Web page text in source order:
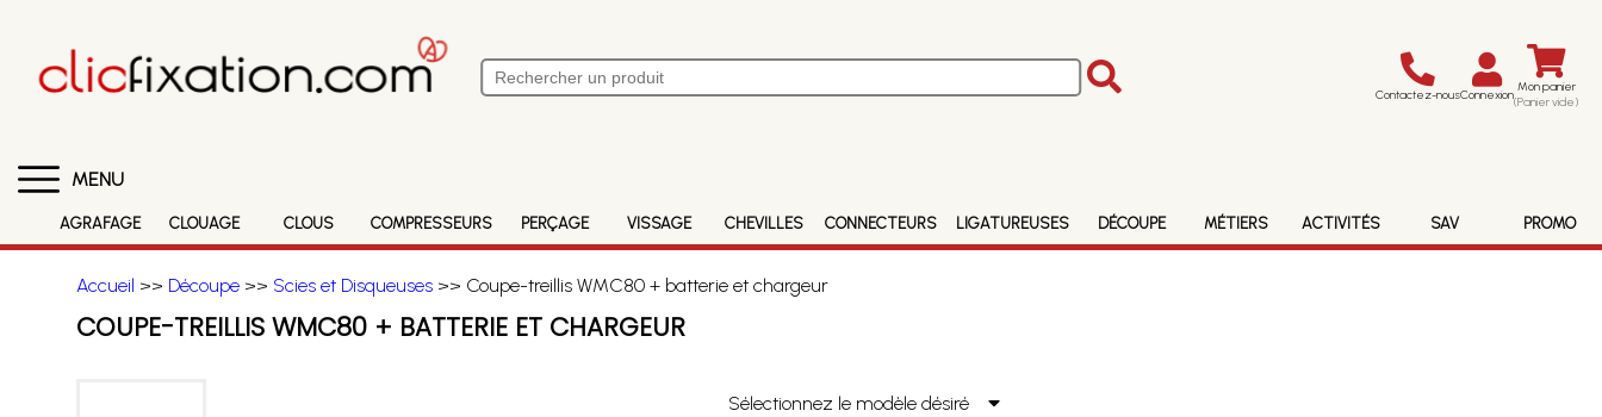
Contactez-nousConnexion Mon panier
(Panier vide)
MENU
AGRAFAGE CLOUAGE CLOUS COMPRESSEURS PERÇAGE VISSAGE CHEVILLES CONNECTEURS LIGATUREUSES DÉCOUPE MÉTIERS ACTIVITÉS SAV PROMO
Accueil >> Découpe>> Scies et Disqueuses>> Coupe-treillis WMC80 + batterie et chargeur
COUPE-TREILLIS WMC80 + BATTERIE ET CHARGEUR
Sélectionnez le modèle désiré